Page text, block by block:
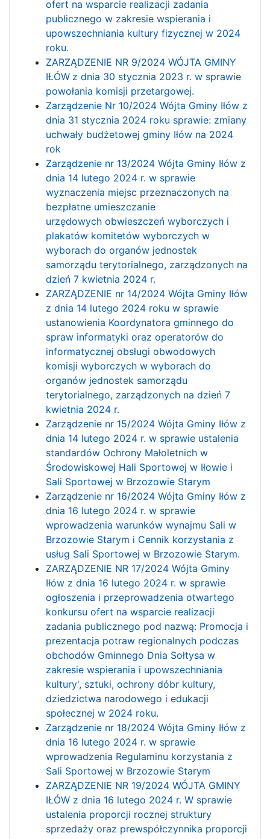
ofert na wsparcie realizacji zadania
publicznego w zakresie wspierania i
upowszechniania kultury fizycznej w 2024
roku.
ZARZĄDZENIE NR 9/2024 WÓJTA GMINY
IŁÓW z dnia 30 stycznia 2023 r. w sprawie
powołania komisji przetargowej.
Zarządzenie Nr 10/2024 Wójta Gminy Iłów z
dnia 31 stycznia 2024 roku sprawie: zmiany
uchwały budżetowej gminy Iłów na 2024
rok
Zarządzenie nr 13/2024 Wójta Gminy Iłów z
dnia 14 lutego 2024 r. w sprawie
wyznaczenia miejsc przeznaczonych na
bezpłatne umieszczanie
urzędowych obwieszczeń wyborczych i
plakatów komitetów wyborczych w
wyborach do organów jednostek
samorządu terytorialnego, zarządzonych na
dzień 7 kwietnia 2024 r.
ZARZĄDZENIE nr 14/2024 Wójta Gminy Iłów
z dnia 14 lutego 2024 roku w sprawie
ustanowienia Koordynatora gminnego do
spraw informatyki oraz operatorów do
informatycznej obsługi obwodowych
komisji wyborczych w wyborach do
organów jednostek samorządu
terytorialnego, zarządzonych na dzień 7
kwietnia 2024 r.
Zarządzenie nr 15/2024 Wójta Gminy Iłów z
dnia 14 lutego 2024 r. w sprawie ustalenia
standardów Ochrony Małoletnich w
Środowiskowej Hali Sportowej w Iłowie i
Sali Sportowej w Brzozowie Starym
Zarządzenie nr 16/2024 Wójta Gminy Iłów z
dnia 16 lutego 2024 r. w sprawie
wprowadzenia warunków wynajmu Sali w
Brzozowie Starym i Cennik korzystania z
usług Sali Sportowej w Brzozowie Starym.
ZARZĄDZENIE NR 17/2024 Wójta Gminy
Iłów z dnia 16 lutego 2024 r. w sprawie
ogłoszenia i przeprowadzenia otwartego
konkursu ofert na wsparcie realizacji
zadania publicznego pod nazwą: Promocja i
prezentacja potraw regionalnych podczas
obchodów Gminnego Dnia Sołtysa w
zakresie wspierania i upowszechniania
kultury', sztuki, ochrony dóbr kultury,
dziedzictwa narodowego i edukacji
społecznej w 2024 roku.
Zarządzenie nr 18/2024 Wójta Gminy Iłów z
dnia 16 lutego 2024 r. w sprawie
wprowadzenia Regulaminu korzystania z
Sali Sportowej w Brzozowie Starym
ZARZĄDZENIE NR 19/2024 WÓJTA GMINY
IŁÓW z dnia 16 lutego 2024 r. W sprawie
ustalenia proporcji rocznej struktury
sprzedaży oraz prewspółczynnika proporcji